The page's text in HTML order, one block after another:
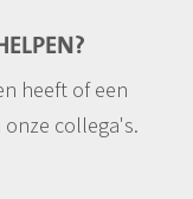
heeft of een
collega's.